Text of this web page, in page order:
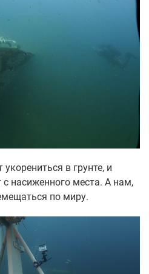
в грунте, и
насиженного места. А нам,
по миру.